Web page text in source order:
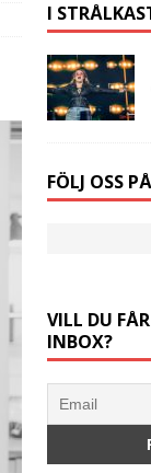
I
FÖLJ OSS
VILL DU
INBOX?